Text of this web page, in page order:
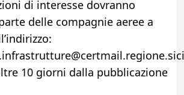
di interesse dovranno
delle compagnie aeree a
10 giorni dalla pubblicazione